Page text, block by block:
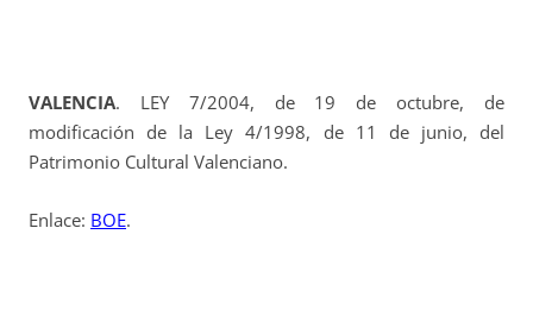
VALENCIA. LEY 7/2004, de 19 de octubre, de
modificación de la Ley 4/1998, de 11 de junio, del
Patrimonio Cultural Valenciano.
Enlace: BOE.